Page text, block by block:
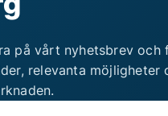
på vårt nyhetsbrev
relevanta möjligheter